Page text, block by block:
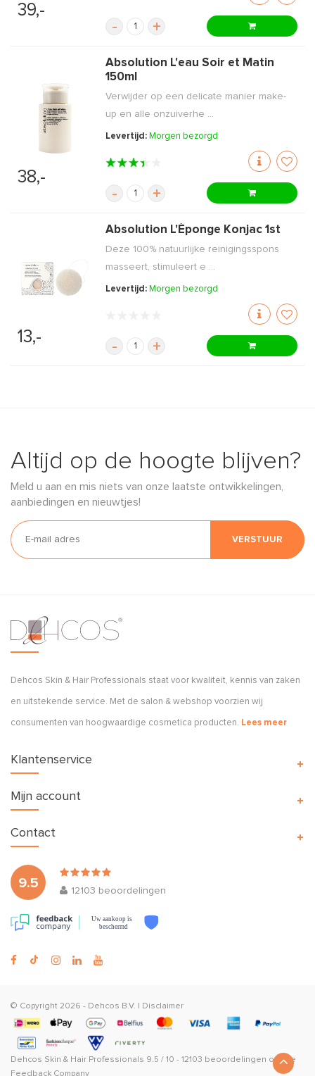
39,-
- +
38,-
Absolution L'eau Soir et Matin
150ml
Verwijder op een delicate manier make-
up en alle onzuiverhe ...
Levertijd: Morgen bezorgd
- +
13,-
Absolution L'Éponge Konjac 1st
Deze 100% natuurlijke reinigingsspons
masseert, stimuleert e ...
Levertijd: Morgen bezorgd
- +
Altijd op de hoogte blijven?
Meld u aan en mis niets van onze laatste ontwikkelingen,
aanbiedingen en nieuwtjes!
VERSTUUR
Dehcos Skin & Hair Professionals staat voor kwaliteit, kennis van zaken
en uitstekende service. Met de salon & webshop voorzien wij
consumenten van hoogwaardige cosmetica producten. Lees meer
Klantenservice
Mijn account
9.5
12103 beoordelingen
Uw aankoop is
beschermd
Contact
© Copyright 2026 - Dehcos B.V. | Disclaimer
Dehcos Skin & Hair Professionals 9.5 / 10 - 12103 beoordelingen op The
Feedback Company